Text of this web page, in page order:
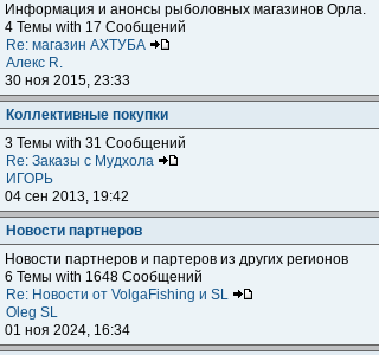
Информация и анонсы рыболовных магазинов Орла.
4 Темы with 17 Сообщений
Re: магазин АХТУБА
Алекс R.
30 ноя 2015, 23:33
Коллективные покупки
3 Темы with 31 Сообщений
Re: Заказы с Мудхола
ИГОРЬ
04 сен 2013, 19:42
Новости партнеров
Новости партнеров и партеров из других регионов
6 Темы with 1648 Сообщений
Re: Новости от VolgaFishing и SL
Oleg SL
01 ноя 2024, 16:34